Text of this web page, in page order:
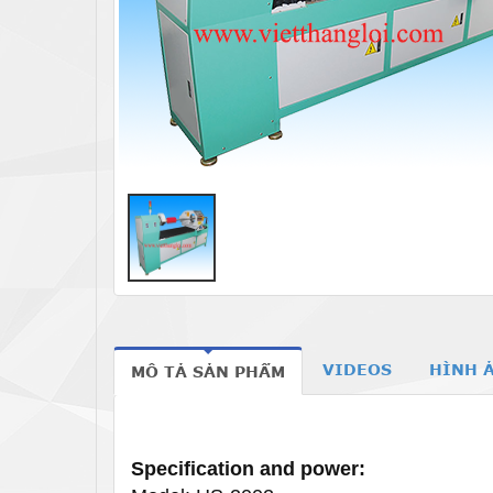
MÔ TẢ SẢN PHẨM VIDEOS HÌNH
Specification and power: